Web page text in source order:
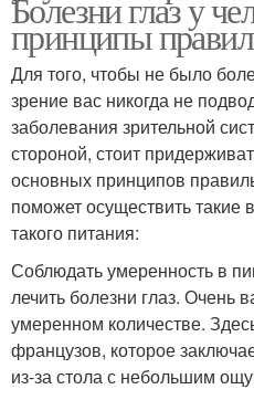
Болезни глаз у
принципы
Для того, чтобы не было
зрение вас никогда не
заболевания зрительной
стороной, стоит
основных принципов
поможет осуществить
такого питания:
Соблюдать умеренность в
лечить болезни глаз. Очень
умеренном количестве.
французов, которое
из-за стола с небольшим